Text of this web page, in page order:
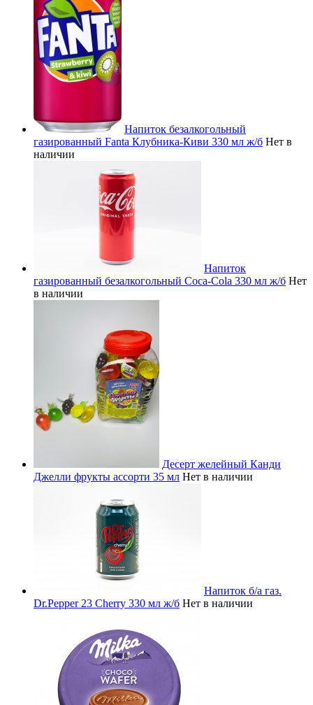
Напиток безалкогольный
газированный Fanta Клубника-Киви 330 мл ж/б Нет в
наличии
Напиток
газированный безалкогольный Coca-Cola 330 мл ж/б Нет
в наличии
Десерт желейный Канди
Джелли фрукты ассорти 35 мл Нет в наличии
Напиток б/а газ.
Dr.Pepper 23 Cherry 330 мл ж/б Нет в наличии